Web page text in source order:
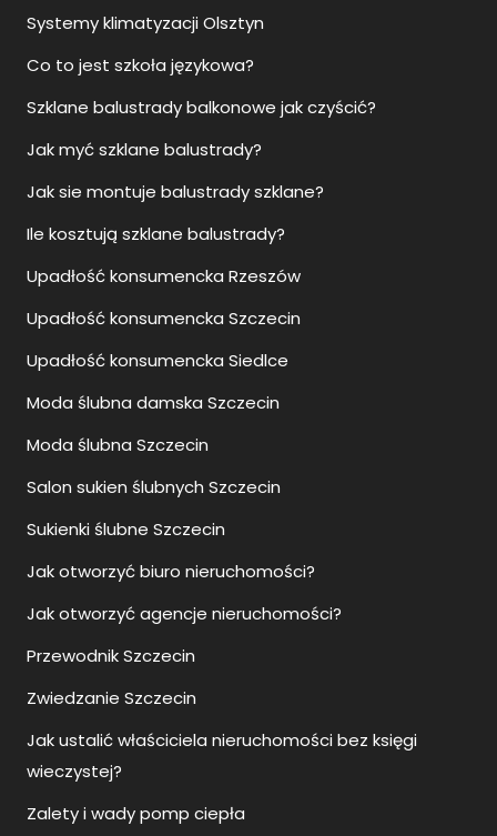
Systemy klimatyzacji Olsztyn
Co to jest szkoła językowa?
Szklane balustrady balkonowe jak czyścić?
Jak myć szklane balustrady?
Jak sie montuje balustrady szklane?
Ile kosztują szklane balustrady?
Upadłość konsumencka Rzeszów
Upadłość konsumencka Szczecin
Upadłość konsumencka Siedlce
Moda ślubna damska Szczecin
Moda ślubna Szczecin
Salon sukien ślubnych Szczecin
Sukienki ślubne Szczecin
Jak otworzyć biuro nieruchomości?
Jak otworzyć agencje nieruchomości?
Przewodnik Szczecin
Zwiedzanie Szczecin
Jak ustalić właściciela nieruchomości bez księgi
wieczystej?
Zalety i wady pomp ciepła